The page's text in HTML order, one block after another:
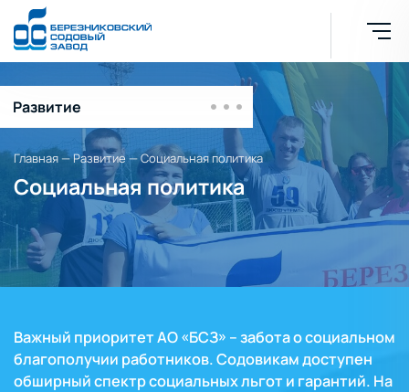
Развитие
Экология
Награды в области экологии
Социальная политика
Охрана труда
области ОТ и ПБ
Политика в области охраны
здоровья и безопасности
Главная—Развитие—Социальная политика
Социальная политика
Важный приоритет АО «БСЗ» – забота о социальном
благополучии работников. Содовикам доступен
обширный спектр социальных льгот и гарантий. На